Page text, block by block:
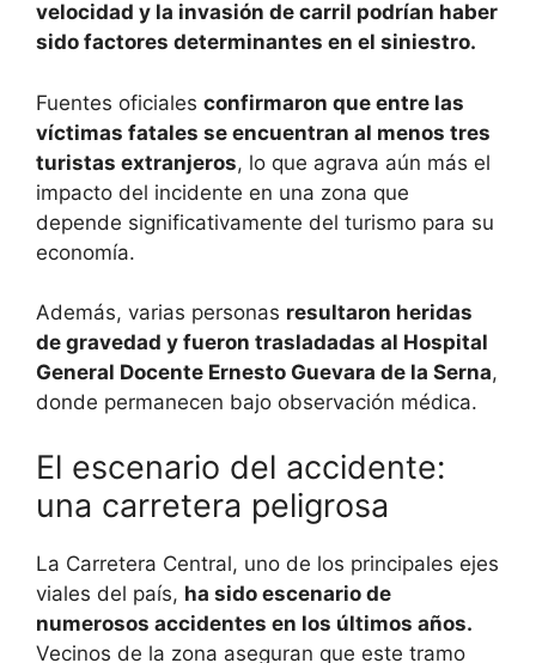
velocidad y la invasión de carril podrían haber
sido factores determinantes en el siniestro.
Fuentes oficiales confirmaron que entre las
víctimas fatales se encuentran al menos tres
turistas extranjeros, lo que agrava aún más el
impacto del incidente en una zona que
depende significativamente del turismo para su
economía.
Además, varias personas resultaron heridas
de gravedad y fueron trasladadas al Hospital
General Docente Ernesto Guevara de la Serna,
donde permanecen bajo observación médica.
El escenario del accidente:
una carretera peligrosa
La Carretera Central, uno de los principales ejes
viales del país, ha sido escenario de
numerosos accidentes en los últimos años.
Vecinos de la zona aseguran que este tramo